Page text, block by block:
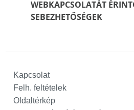
WEBKAPCSOLATÁT
SEBEZHETŐSÉGEK
Kapcsolat
Felh. feltételek
Oldaltérkép